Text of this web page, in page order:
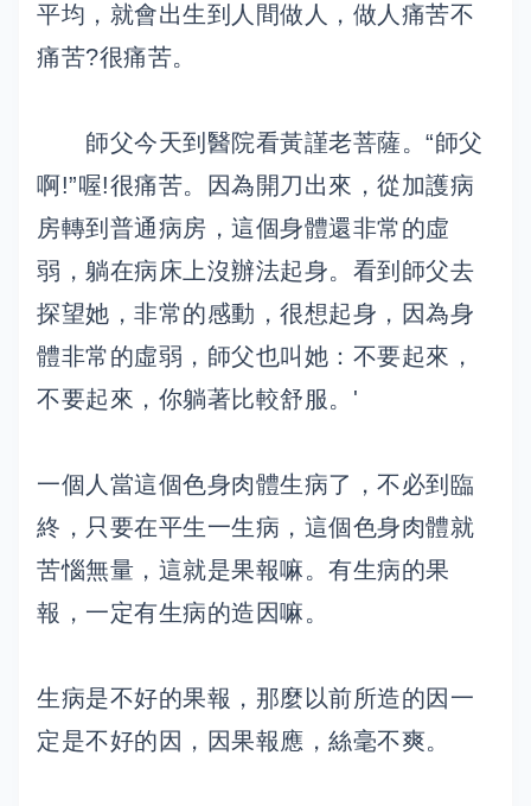
平均，就會出生到人間做人，做人痛苦不
痛苦?很痛苦。
師父今天到醫院看黃謹老菩薩。“師父
啊!”喔!很痛苦。因為開刀出來，從加護病
房轉到普通病房，這個身體還非常的虛
弱，躺在病床上沒辦法起身。看到師父去
探望她，非常的感動，很想起身，因為身
體非常的虛弱，師父也叫她：不要起來，
不要起來，你躺著比較舒服。'
一個人當這個色身肉體生病了，不必到臨
終，只要在平生一生病，這個色身肉體就
苦惱無量，這就是果報嘛。有生病的果
報，一定有生病的造因嘛。
生病是不好的果報，那麼以前所造的因一
定是不好的因，因果報應，絲毫不爽。